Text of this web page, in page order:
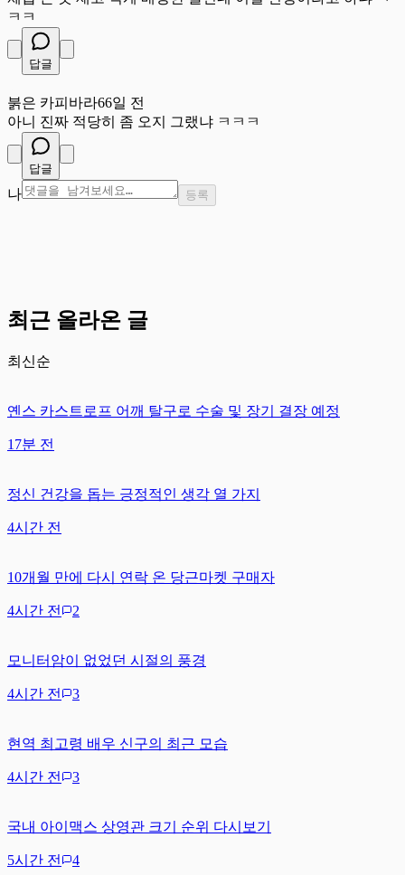
ㅋㅋ
답글
붉은 카피바라66일 전
아니 진짜 적당히 좀 오지 그랬냐 ㅋㅋㅋ
답글
나 등록
최근 올라온 글
최신순
옌스 카스트로프 어깨 탈구로 수술 및 장기 결장 예정
17분 전
정신 건강을 돕는 긍정적인 생각 열 가지
4시간 전
10개월 만에 다시 연락 온 당근마켓 구매자
4시간 전 2
모니터암이 없었던 시절의 풍경
4시간 전 3
현역 최고령 배우 신구의 최근 모습
4시간 전 3
국내 아이맥스 상영관 크기 순위 다시보기
5시간 전 4